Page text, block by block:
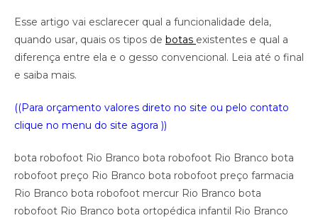
Esse artigo vai esclarecer qual a funcionalidade dela,
quando usar, quais os tipos de botas existentes e qual a
diferença entre ela e o gesso convencional. Leia até o final
e saiba mais.
((Para orçamento valores direto no site ou pelo contato
clique no menu do site agora ))
bota robofoot Rio Branco bota robofoot Rio Branco bota
robofoot preço Rio Branco bota robofoot preço farmacia
Rio Branco bota robofoot mercur Rio Branco bota
robofoot Rio Branco bota ortopédica infantil Rio Branco